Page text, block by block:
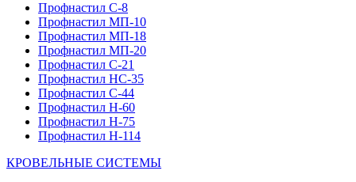
Профнастил С-8
Профнастил МП-10
Профнастил МП-18
Профнастил МП-20
Профнастил С-21
Профнастил НС-35
Профнастил С-44
Профнастил Н-60
Профнастил Н-75
Профнастил Н-114
КРОВЕЛЬНЫЕ СИСТЕМЫ